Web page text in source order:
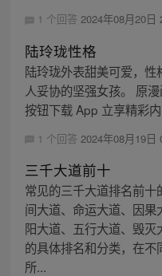
1 个回答 2024年08月20日
陆玲珑性格
陆玲珑外表甜美可爱，
人妥协的坚强女孩。 原
按钮下载 App 立享精彩内
1 个回答 2024年08月19日
三千大道前十
常见的三千大道排名前
间大道、命运大道、因
阳大道、五行大道、毁
的具体排名和分类，在
所...